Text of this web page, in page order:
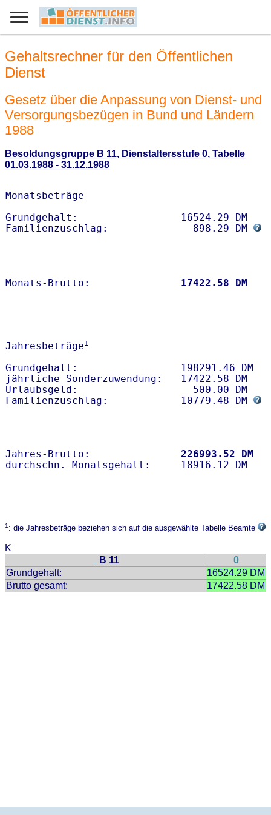
Gehaltsrechner für den Öffentlichen
Dienst
Gesetz über die Anpassung von Dienst- und
Versorgungsbezügen in Bund und Ländern
1988
Besoldungsgruppe B 11, Dienstaltersstufe 0, Tabelle
01.03.1988 - 31.12.1988
Monatsbeträge
Grundgehalt:                 16524.29 DM
Familienzuschlag:              898.29 DM
Monats-Brutto: 17422.58 DM
Jahresbeträge1
Grundgehalt:                 198291.46 DM
jährliche Sonderzuwendung:   17422.58 DM
Urlaubsgeld:                   500.00 DM
Familienzuschlag:            10779.48 DM
Jahres-Brutto: 226993.52 DM
1: die Jahresbeträge beziehen sich auf die ausgewählte Tabelle Beamte
K
.. B 11
0
Grundgehalt:
16524.29 DM
Brutto gesamt:
17422.58 DM